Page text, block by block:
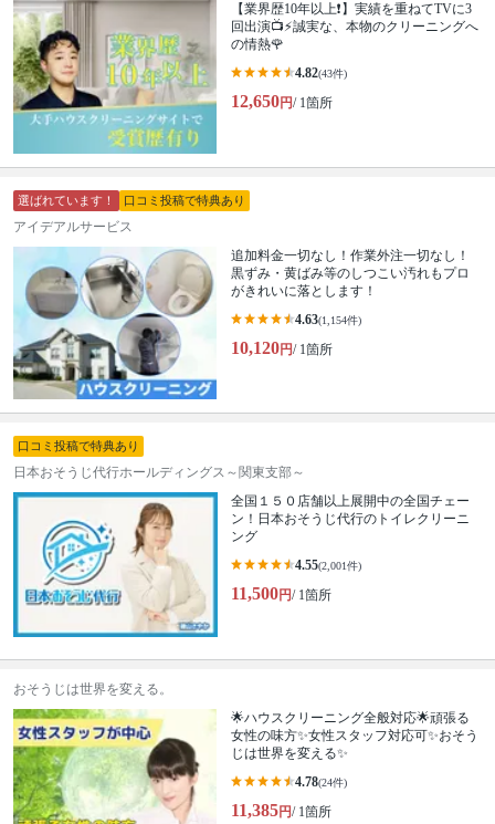
【業界歴10年以上❗️】実績を重ねてTVに3
回出演📺⚡️誠実な、本物のクリーニングへ
の情熱🌹
4.82(43件)
12,650円/ 1箇所
選ばれています！ 口コミ投稿で特典あり
アイデアルサービス
追加料金一切なし！作業外注一切なし！
黒ずみ・黄ばみ等のしつこい汚れもプロ
がきれいに落とします！
4.63(1,154件)
10,120円/ 1箇所
口コミ投稿で特典あり
日本おそうじ代行ホールディングス～関東支部～
全国１５０店舗以上展開中の全国チェー
ン！日本おそうじ代行のトイレクリーニ
ング
4.55(2,001件)
11,500円/ 1箇所
おそうじは世界を変える。
🌟ハウスクリーニング全般対応🌟頑張る
女性の味方✨女性スタッフ対応可✨おそう
じは世界を変える✨
4.78(24件)
11,385円/ 1箇所